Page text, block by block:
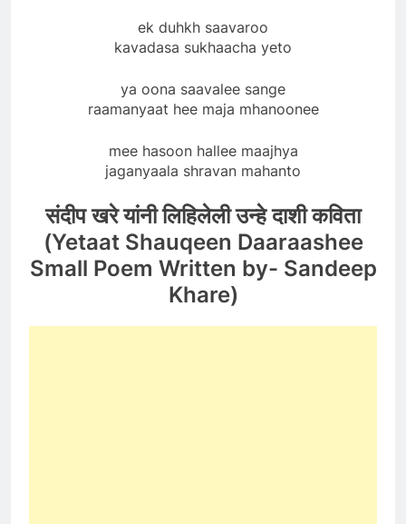
ek duhkh saavaroo
kavadasa sukhaacha yeto
ya oona saavalee sange
raamanyaat hee maja mhanoonee
mee hasoon hallee maajhya
jaganyaala shravan mahanto
संदीप खरे यांनी लिहिलेली उन्हे दाशी कविता
(Yetaat Shauqeen Daaraashee
Small Poem Written by- Sandeep
Khare)